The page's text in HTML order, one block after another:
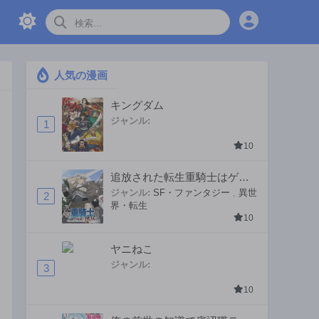
人気の漫画
1
キングダム
ジャンル:
10
2
追放された転生重騎士はゲー
ム知識で無双する
ジャンル: SF・ファンタジー
異世
界・転生
10
3
ヤニねこ
ジャンル:
10